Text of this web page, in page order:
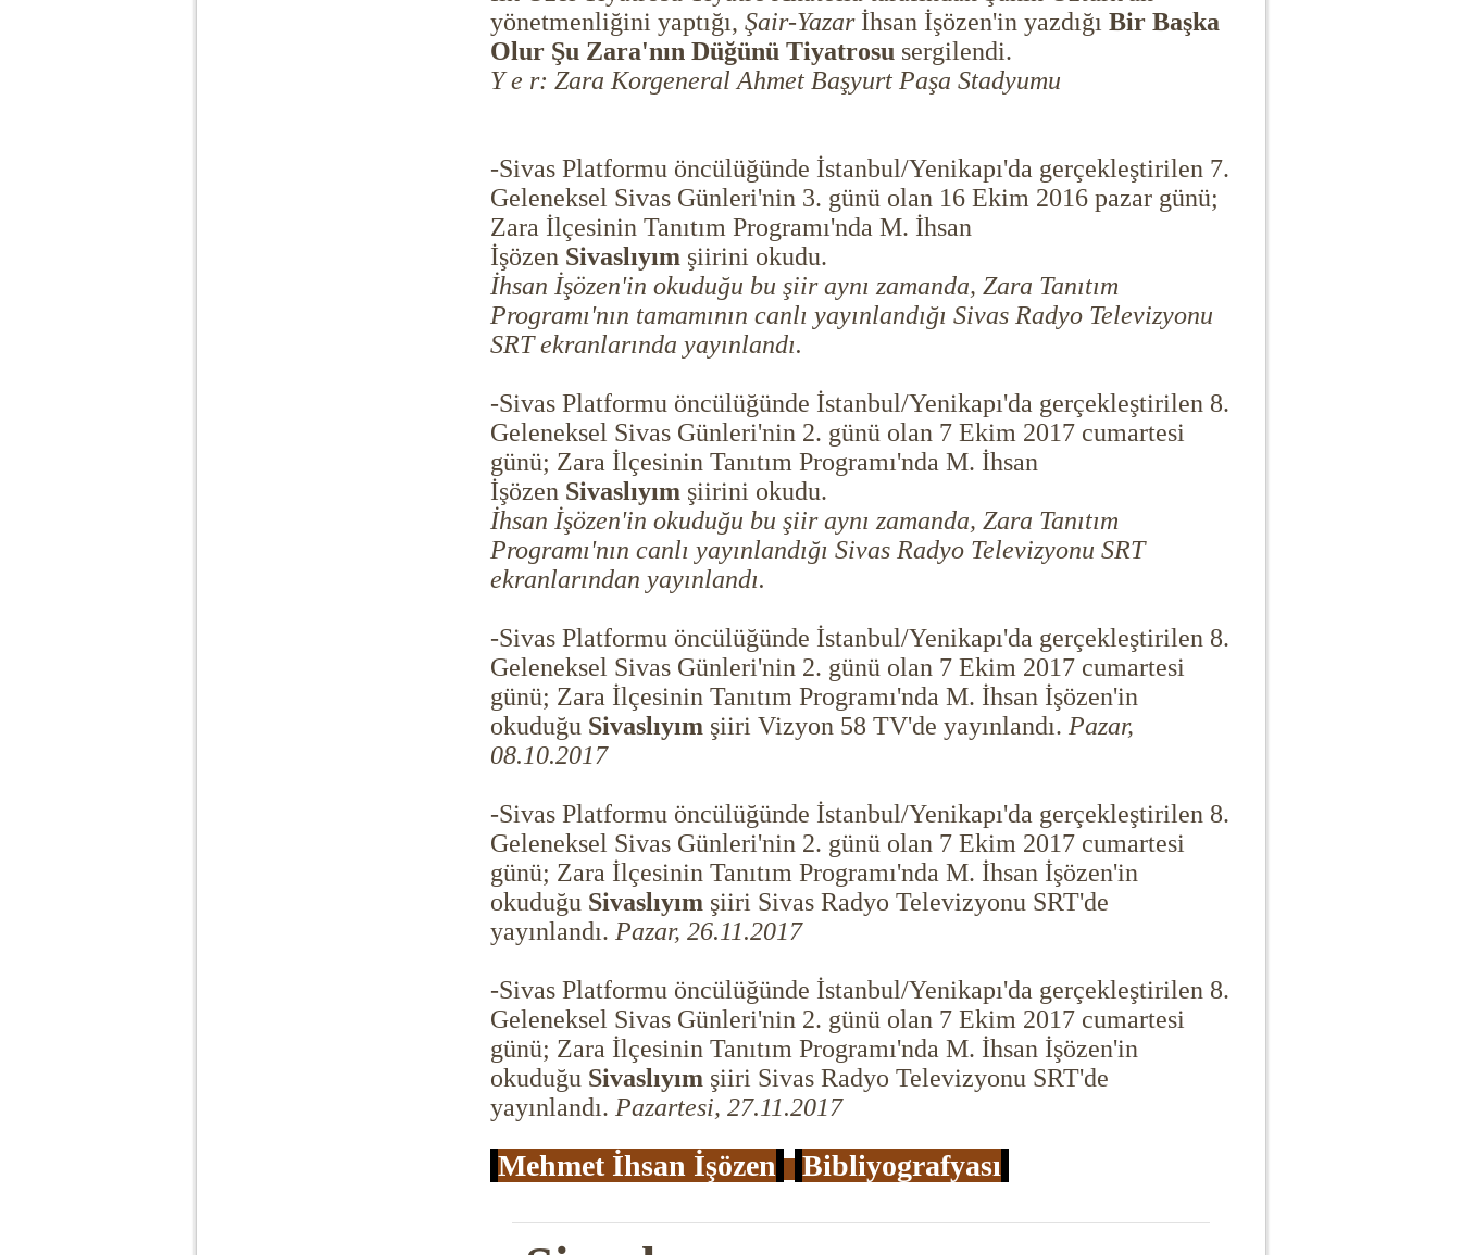
yönetmenliğini yaptığı, Şair-Yazarİhsan İşözen'in yazdığı Bir Başka
Olur Şu Zara'nın Düğünü Tiyatrosu sergilendi.
Y e r: Zara Korgeneral Ahmet Başyurt Paşa Stadyumu
-Sivas Platformu öncülüğünde İstanbul/Yenikapı'da gerçekleştirilen 7.
Geleneksel Sivas Günleri'nin 3. günü olan 16 Ekim 2016 pazar günü;
Zara İlçesinin Tanıtım Programı'nda M. İhsan
İşözen Sivaslıyım şiirini okudu.
İhsan İşözen'in okuduğu bu şiir aynı zamanda, Zara Tanıtım
Programı'nın tamamının canlı yayınlandığı Sivas Radyo Televizyonu
SRT ekranlarında yayınlandı.
-Sivas Platformu öncülüğünde İstanbul/Yenikapı'da gerçekleştirilen 8.
Geleneksel Sivas Günleri'nin 2. günü olan 7 Ekim 2017 cumartesi
günü; Zara İlçesinin Tanıtım Programı'nda M. İhsan
İşözen Sivaslıyım şiirini okudu.
İhsan İşözen'in okuduğu bu şiir aynı zamanda, Zara Tanıtım
Programı'nın canlı yayınlandığı Sivas Radyo Televizyonu SRT
ekranlarından yayınlandı.
-Sivas Platformu öncülüğünde İstanbul/Yenikapı'da gerçekleştirilen 8.
Geleneksel Sivas Günleri'nin 2. günü olan 7 Ekim 2017 cumartesi
günü; Zara İlçesinin Tanıtım Programı'nda M. İhsan İşözen'in
okuduğu Sivaslıyım şiiri Vizyon 58 TV'de yayınlandı. Pazar,
08.10.2017
-Sivas Platformu öncülüğünde İstanbul/Yenikapı'da gerçekleştirilen 8.
Geleneksel Sivas Günleri'nin 2. günü olan 7 Ekim 2017 cumartesi
günü; Zara İlçesinin Tanıtım Programı'nda M. İhsan İşözen'in
okuduğu Sivaslıyım şiiri Sivas Radyo Televizyonu SRT'de
yayınlandı. Pazar, 26.11.2017
-Sivas Platformu öncülüğünde İstanbul/Yenikapı'da gerçekleştirilen 8.
Geleneksel Sivas Günleri'nin 2. günü olan 7 Ekim 2017 cumartesi
günü; Zara İlçesinin Tanıtım Programı'nda M. İhsan İşözen'in
okuduğu Sivaslıyım şiiri Sivas Radyo Televizyonu SRT'de
yayınlandı. Pazartesi, 27.11.2017
Mehmet İhsan İşözen Bibliyografyası